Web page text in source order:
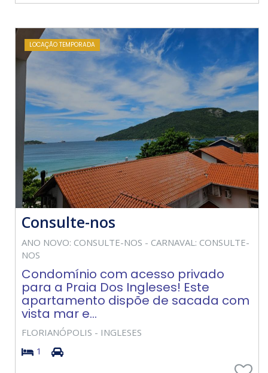
LOCAÇÃO TEMPORADA
Consulte-nos
ANO NOVO: CONSULTE-NOS - CARNAVAL: CONSULTE-
NOS
Condomínio com acesso privado
para a Praia Dos Ingleses! Este
apartamento dispõe de sacada com
vista mar e...
FLORIANÓPOLIS - INGLESES
1